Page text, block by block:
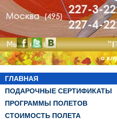
о
ГЛАВНАЯ
ПОДАРОЧНЫЕ СЕРТИФИКАТЫ
ПРОГРАММЫ ПОЛЕТОВ
СТОИМОСТЬ ПОЛЕТА